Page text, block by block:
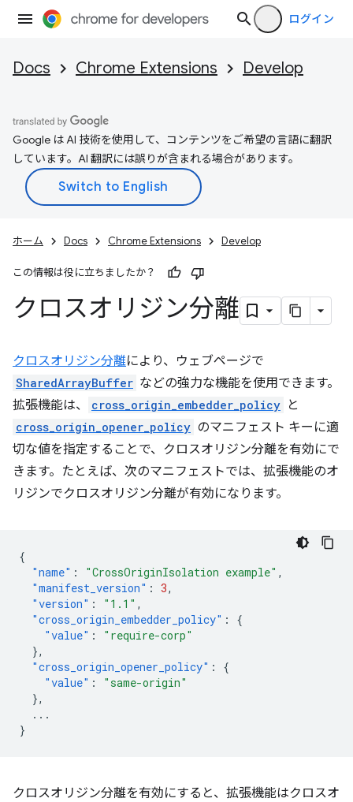
ログイン
Docs Chrome Extensions Develop
Google は AI 技術を使用して、コンテンツをご希望の言語に翻訳
しています。AI 翻訳には誤りが含まれる場合があります。
ホーム Docs Chrome Extensions Develop
この情報は役に立ちましたか？
クロスオリジン分離
クロスオリジン分離により、ウェブページで
SharedArrayBuffer などの強力な機能を使用できます。
拡張機能は、
cross_origin_embedder_policy と
cross_origin_opener_policy のマニフェスト キーに適
切な値を指定することで、クロスオリジン分離を有効にで
きます。たとえば、次のマニフェストでは、拡張機能のオ
リジンでクロスオリジン分離が有効になります。
{
"name" : "CrossOriginIsolation example" ,
"manifest_version" : 3,
"version" : "1.1" ,
"cross_origin_embedder_policy" :
{
"value" :
"require-corp"
},
"cross_origin_opener_policy" :
{
"value" :
"same-origin"
},
...
}
クロスオリジン分離を有効にすると、拡張機能はクロスオ